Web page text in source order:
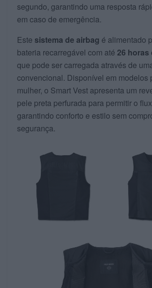
segundo, garantindo uma resposta
em caso de emergência.
Este sistema de airbag é alimentado
bateria recarregável com até 26 horas
que pode ser carregada através de
convencional. Disponível em modelos
mulher, o Smart Vest apresenta um
pele preta perfurada para permitir o
garantindo conforto e estilo sem
segurança.